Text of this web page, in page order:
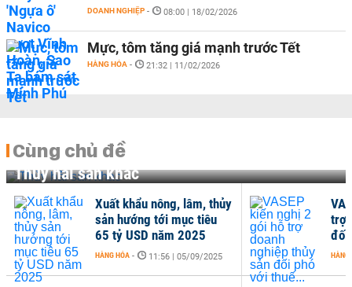
DOANH NGHIỆP - 08:00 | 18/02/2026
Mực, tôm tăng giá mạnh trước Tết
HÀNG HÓA - 21:32 | 11/02/2026
Cùng chủ đề
Thủy hải sản khác
Xuất khẩu nông, lâm, thủy
sản hướng tới mục tiêu
65 tỷ USD năm 2025
HÀNG HÓA - 11:56 | 05/09/2025
trợ
đối
HÀNG